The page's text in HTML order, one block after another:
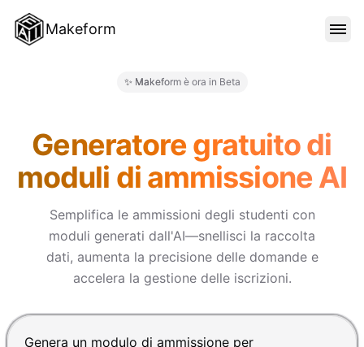
Makeform
BLOG
PREZZI
ACCEDI
✨ Makeform è ora in Beta
Generatore gratuito di
moduli di ammissione AI
Semplifica le ammissioni degli studenti con
moduli generati dall'AI—snellisci la raccolta
dati, aumenta la precisione delle domande e
accelera la gestione delle iscrizioni.
Premi Invio per inviare, Shift+Invio per nuova riga